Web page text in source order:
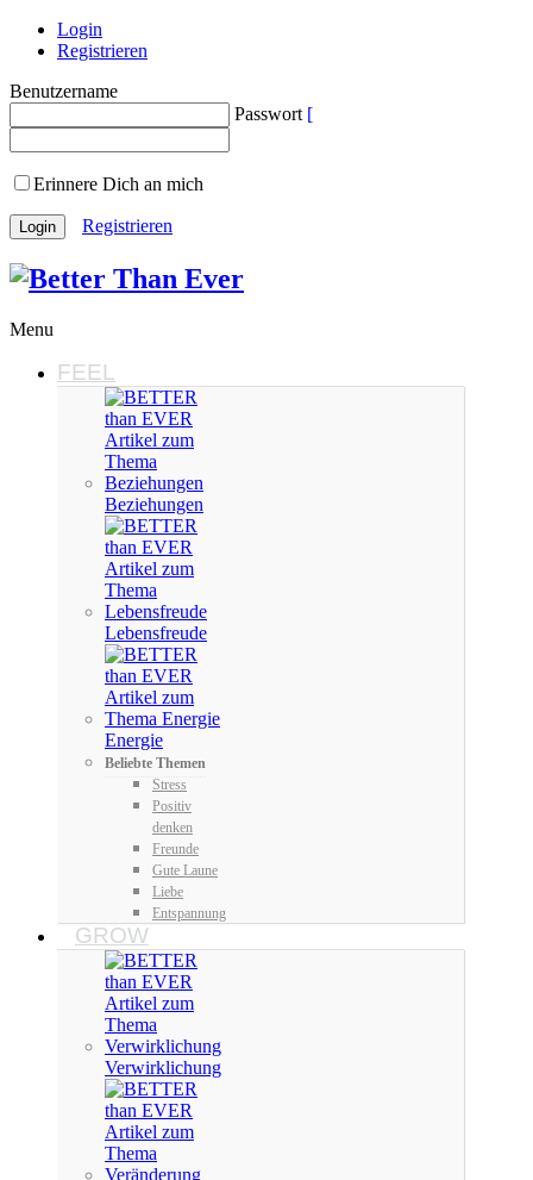
Login
Registrieren
Benutzername
Passwort
Erinnere Dich an mich
Registrieren
Menu
FEEL
Beziehungen
Lebensfreude
Energie
Beliebte Themen
Stress
Positiv
denken
Freunde
Gute Laune
Liebe
Entspannung
GROW
Verwirklichung